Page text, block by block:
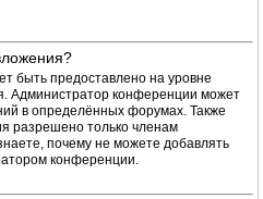
быть предоставлено на уровне
Администратор конференции может
в определённых форумах. Также
разрешено только членам
почему не можете добавлять
конференции.